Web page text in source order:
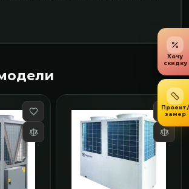
Хочу
скидку
Проект/
замер